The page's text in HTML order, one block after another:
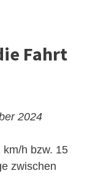
Fahrt
2024
h bzw. 15
zwischen